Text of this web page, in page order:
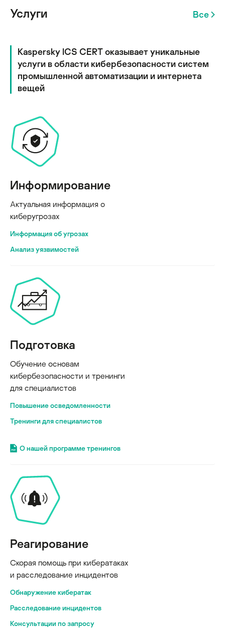
Услуги Все
Kaspersky ICS CERT оказывает уникальные
услуги в области кибербезопасности систем
промышленной автоматизации и интернета
вещей
Информирование
Актуальная информация о
киберугрозах
Информация об угрозах
Анализ уязвимостей
Подготовка
Обучение основам
кибербезопасности и тренинги
для специалистов
Повышение осведомленности
Тренинги для специалистов
О нашей программе тренингов
Реагирование
Скорая помощь при кибератаках
и расследование инцидентов
Обнаружение кибератак
Расследование инцидентов
Консультации по запросу